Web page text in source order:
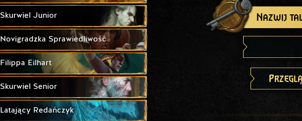
Skurwiel Junior
Novigradzka Sprawiedliwość
Filippa Eilhart
Skurwiel Senior
Latający Redańczyk
Nazwij